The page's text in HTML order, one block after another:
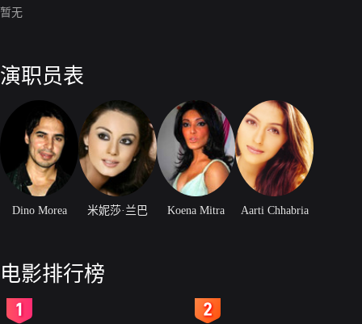
暂无
演职员表
Dino Morea 米妮莎·兰巴 Koena Mitra Aarti Chhabria
电影排行榜